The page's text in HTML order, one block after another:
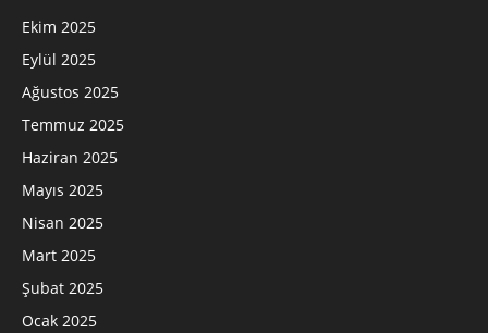
Ekim 2025
Eylül 2025
Ağustos 2025
Temmuz 2025
Haziran 2025
Mayıs 2025
Nisan 2025
Mart 2025
Şubat 2025
Ocak 2025